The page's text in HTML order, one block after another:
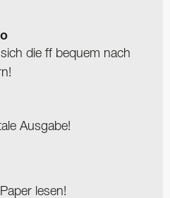
sich die ff bequem nach
Ausgabe!
lesen!